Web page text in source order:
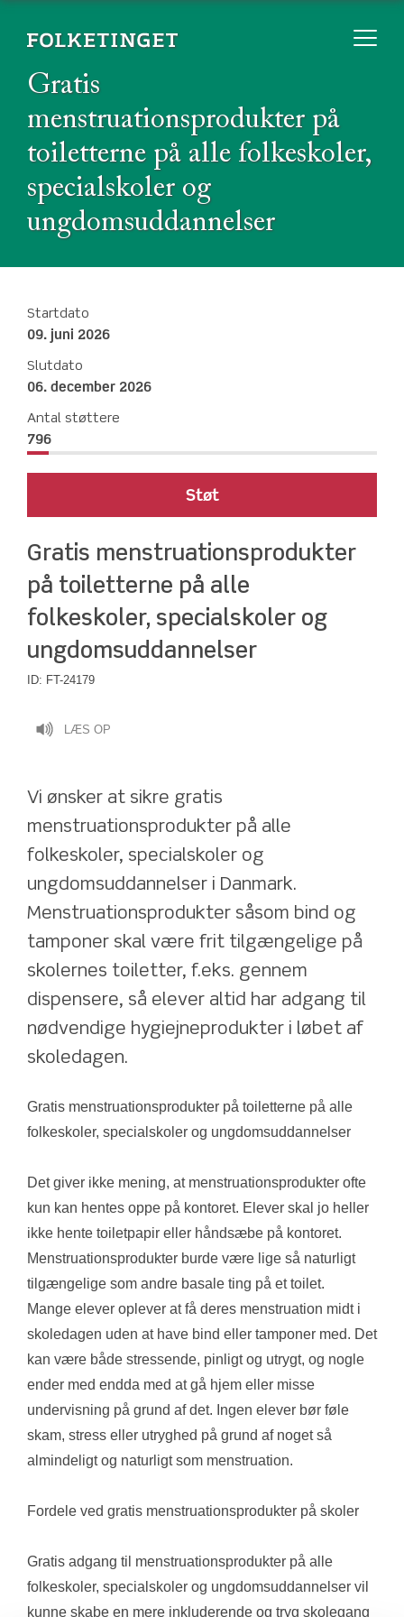
Gratis
menstruationsprodukter på
toiletterne på alle folkeskoler,
specialskoler og
ungdomsuddannelser
Startdato
09. juni 2026
Slutdato
06. december 2026
Antal støttere
796
Støt
Gratis menstruationsprodukter
på toiletterne på alle
folkeskoler, specialskoler og
ungdomsuddannelser
ID: FT-24179
LÆS OP
Vi ønsker at sikre gratis
menstruationsprodukter på alle
folkeskoler, specialskoler og
ungdomsuddannelser i Danmark.
Menstruationsprodukter såsom bind og
tamponer skal være frit tilgængelige på
skolernes toiletter, f.eks. gennem
dispensere, så elever altid har adgang til
nødvendige hygiejneprodukter i løbet af
skoledagen.
Gratis menstruationsprodukter på toiletterne på alle
folkeskoler, specialskoler og ungdomsuddannelser
Det giver ikke mening, at menstruationsprodukter ofte
kun kan hentes oppe på kontoret. Elever skal jo heller
ikke hente toiletpapir eller håndsæbe på kontoret.
Menstruationsprodukter burde være lige så naturligt
tilgængelige som andre basale ting på et toilet.
Mange elever oplever at få deres menstruation midt i
skoledagen uden at have bind eller tamponer med. Det
kan være både stressende, pinligt og utrygt, og nogle
ender med endda med at gå hjem eller misse
undervisning på grund af det. Ingen elever bør føle
skam, stress eller utryghed på grund af noget så
almindeligt og naturligt som menstruation.
Fordele ved gratis menstruationsprodukter på skoler
Gratis adgang til menstruationsprodukter på alle
folkeskoler, specialskoler og ungdomsuddannelser vil
kunne skabe en mere inkluderende og tryg skolegang